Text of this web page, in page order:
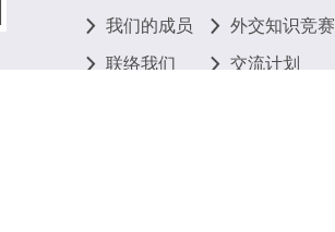
我们的成员
联络我们
外交知识竞赛
交流计划